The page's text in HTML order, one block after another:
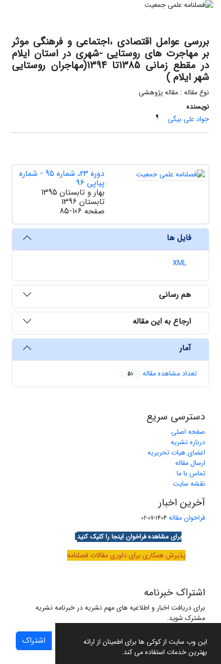
این وب سایت از کوکی ها برای اطمینان از ارائه
بهترین خدمات استفاده می کند.
بررسی عوامل اقتصادی ،اجتماعی و فرهنگی موثر
بر مهاجرت های روستایی -شهری در استان ایلام
در مقطع زمانی 1385تا 1394(مهاجران روستایی
شهر ایلام )
نوع مقاله : مقاله پژوهشی
نویسنده
جواد علی بیگی
¶
دوره 23، شماره 95 - شماره
پیاپی 96
بهار و تابستان 1395
تابستان 1396
صفحه 85-106
فایل ها
XML
هم رسانی
ارجاع به این مقاله
آمار
تعداد مشاهده مقاله 51
دسترسی سریع
صفحه اصلی
درباره نشریه
اعضای هیات تحریریه
ارسال مقاله
تماس با ما
نقشه سایت
آخرین اخبار
فراخوان مقاله 1404-07-02
برای مشاهده فراخوان اینجا را کلیک کنید
پذیرش همکاری برای داوری مقالات فصلنامه
اشتراک خبرنامه
برای دریافت اخبار و اطلاعیه های مهم نشریه در خبرنامه نشریه
مشترک شوید.
اشتراک